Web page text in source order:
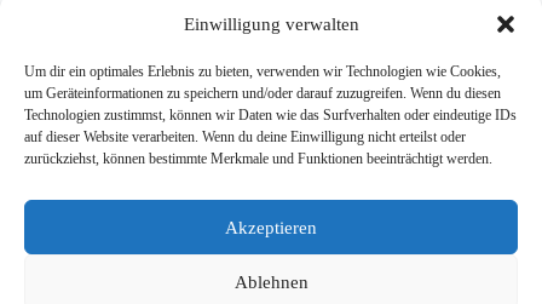
Einwilligung verwalten
Um dir ein optimales Erlebnis zu bieten, verwenden wir Technologien wie Cookies,
um Geräteinformationen zu speichern und/oder darauf zuzugreifen. Wenn du diesen
Technologien zustimmst, können wir Daten wie das Surfverhalten oder eindeutige IDs
auf dieser Website verarbeiten. Wenn du deine Einwilligung nicht erteilst oder
zurückziehst, können bestimmte Merkmale und Funktionen beeinträchtigt werden.
Akzeptieren
Ablehnen
BIC GENODED1PAX
PARTNER